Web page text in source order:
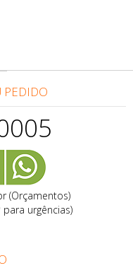
PEDIDO
(Orçamentos)
para urgências)